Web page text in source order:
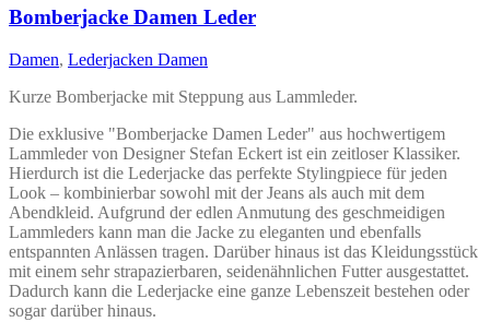
auf.
Die
Optionen
können
auf
Produktseite
gewählt
werden
Bomberjacke Damen Leder
Damen, Lederjacken Damen
Kurze Bomberjacke mit Steppung aus Lammleder.
Die exklusive "Bomberjacke Damen Leder" aus hochwertigem
Lammleder von Designer Stefan Eckert ist ein zeitloser Klassiker.
Hierdurch ist die Lederjacke das perfekte Stylingpiece für jeden
Look – kombinierbar sowohl mit der Jeans als auch mit dem
Abendkleid. Aufgrund der edlen Anmutung des geschmeidigen
Lammleders kann man die Jacke zu eleganten und ebenfalls
entspannten Anlässen tragen. Darüber hinaus ist das Kleidungsstück
mit einem sehr strapazierbaren, seidenähnlichen Futter ausgestattet.
Dadurch kann die Lederjacke eine ganze Lebenszeit bestehen oder
sogar darüber hinaus.